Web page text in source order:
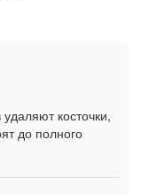
косточки,
до полного